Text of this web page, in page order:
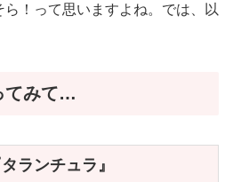
！って思いますよね。では、以
てみて…
ランチュラ』